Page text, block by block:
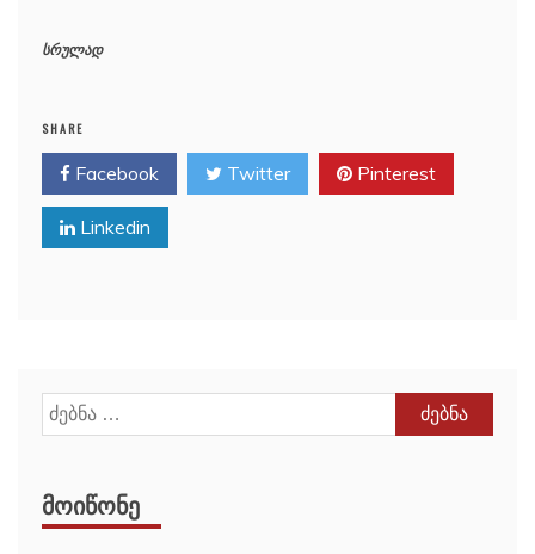
სრულად
SHARE
Facebook Twitter Pinterest
Linkedin
ძებნა:
ᲛᲝᲘᲬᲝᲜᲔ